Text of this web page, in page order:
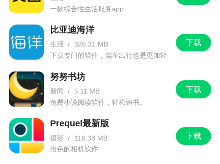
一款综合性生活服务app
下载
比亚迪海洋
生活 / 326.31 MB
下载专门的软件，驾车出行也是更加轻
下载
努努书坊
新闻 /
5.11 MB
免费小说阅读软件，轻松追书。
下载
Prequel最新版
摄影 /
116.38 MB
出色的相机软件